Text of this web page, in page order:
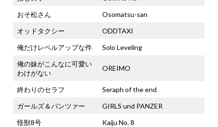
おそ松さん
Osomatsu-san
オッドタクシー
ODDTAXI
俺だけレベルアップな件
Solo Leveling
俺の妹がこんなに可愛い
わけがない
OREIMO
終わりのセラフ
Seraph of the end
ガールズ＆パンツァー
GIRLS und PANZER
怪獣8号
Kaiju No. 8